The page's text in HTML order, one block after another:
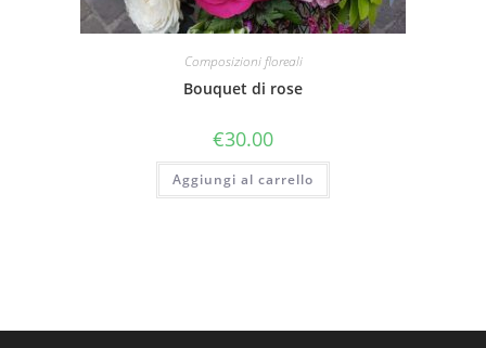
Composizioni floreali
Bouquet di rose
€30.00
Aggiungi al carrello